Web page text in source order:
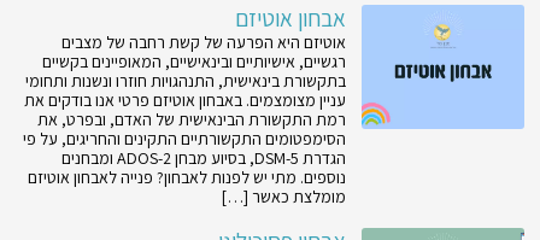
אבחון אוטיזם
אוטיזם היא הפרעה של קשת רחבה של מצבים
רגשיים, אישיותיים ובינאישיים, המאופיינים בקשיים
בתקשורת בינאישית, התנהגויות חוזרו ונשנות ותחומי
עניין מצומצמים. באבחון אוטיזם פרטי אנו בודקים את
רמת התקשורת הבינאישית של האדם, ובפרט, את
הסימפטומים התקשורתיים התקינים והחריגים, על פי
הגדרת DSM-5, בסיוע מבחן ADOS-2 ומבחנים
נוספים. מתי יש לפנות לאבחון? פנייה לאבחון אוטיזם
מומלצת כאשר […]